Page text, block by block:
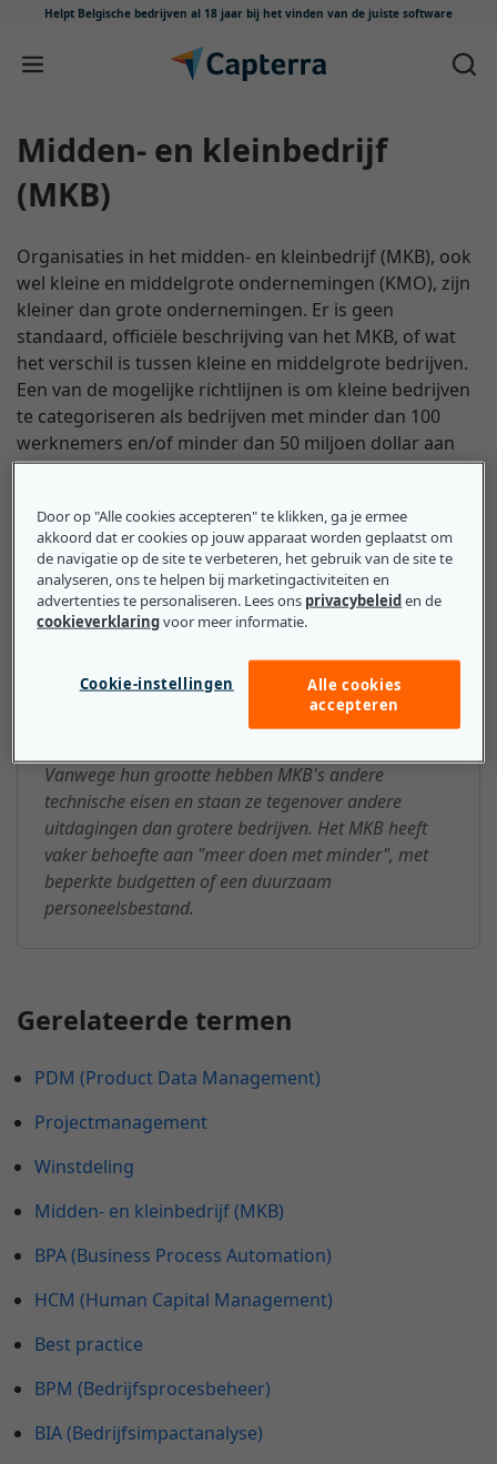
Helpt Belgische bedrijven al 18 jaar bij het vinden van de juiste software
Meteen naar content
Midden- en kleinbedrijf
(MKB)
Organisaties in het midden- en kleinbedrijf (MKB), ook
wel kleine en middelgrote ondernemingen (KMO), zijn
kleiner dan grote ondernemingen. Er is geen
standaard, officiële beschrijving van het MKB, of wat
het verschil is tussen kleine en middelgrote bedrijven.
Een van de mogelijke richtlijnen is om kleine bedrijven
te categoriseren als bedrijven met minder dan 100
werknemers en/of minder dan 50 miljoen dollar aan
jaaromzet, terwijl middelgrote bedrijven minder dan
dollar aan inkomsten (maar meer dan 50 miljoen
dollar).
Wat mkb-bedrijven moeten
weten over de Midden- en
kleinbedrijf (MKB)
Vanwege hun grootte hebben MKB's andere
technische eisen en staan ze tegenover andere
uitdagingen dan grotere bedrijven. Het MKB heeft
vaker behoefte aan "meer doen met minder", met
beperkte budgetten of een duurzaam
personeelsbestand.
Gerelateerde termen
PDM (Product Data Management)
Projectmanagement
Winstdeling
Midden- en kleinbedrijf (MKB)
BPA (Business Process Automation)
HCM (Human Capital Management)
Best practice
BPM (Bedrijfsprocesbeheer)
BIA (Bedrijfsimpactanalyse)
Door op "Alle cookies accepteren" te klikken, ga je ermee
akkoord dat er cookies op jouw apparaat worden geplaatst om
de navigatie op de site te verbeteren, het gebruik van de site te
analyseren, ons te helpen bij marketingactiviteiten en
advertenties te personaliseren. Lees ons privacybeleiden de
cookieverklaringvoor meer informatie.
Cookie-instellingen
Alle cookies
accepteren